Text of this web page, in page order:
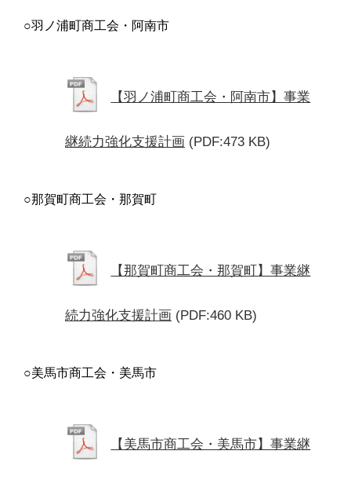
○羽ノ浦町商工会・阿南市
【羽ノ浦町商工会・阿南市】事業
継続力強化支援計画 (PDF:473 KB)
○那賀町商工会・那賀町
【那賀町商工会・那賀町】事業継
続力強化支援計画 (PDF:460 KB)
○美馬市商工会・美馬市
【美馬市商工会・美馬市】事業継